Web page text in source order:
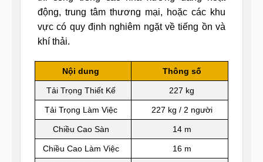
động, trung tâm thương mại, hoặc các khu
vực có quy định nghiêm ngặt về tiếng ồn và
khí thải.
Nội dung Thông số
Tải Trọng Thiết Kế 227 kg
Tải Trọng Làm Việc 227 kg / 2 người
Chiều Cao Sàn 14 m
Chiều Cao Làm Việc 16 m